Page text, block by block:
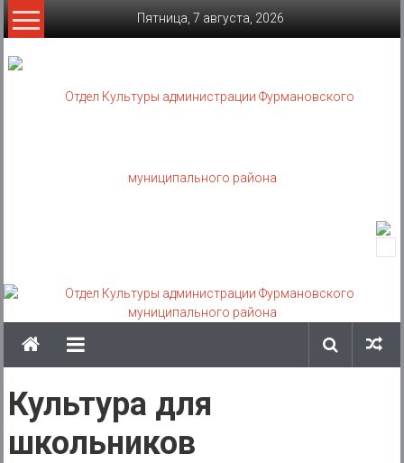
Skip
to
Пятница, 7 августа, 2026
администрации
Фурмановского
муниципального
района
Муниципальное
Культура для
школьников